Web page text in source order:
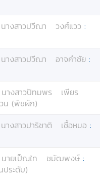
นางสาวปวีณา วงศ์แวว :
นางสาวปวีณา อาจคำชัย :
นางสาวปัทมพร
เพียร
น (พืชผัก)
นางสาวปาริชาติ เชื้อหมอ :
นายเป็ณไท ชมัฒพงษ์ :
ระดับ)